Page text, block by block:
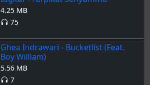
4.25 MB
75
Ghea Indrawari - Bucketlist (Feat.
Boy William)
5.56 MB
7